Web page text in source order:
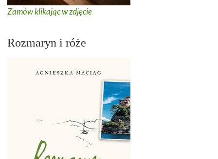
Zamów klikając w zdjęcie
Rozmaryn i róże